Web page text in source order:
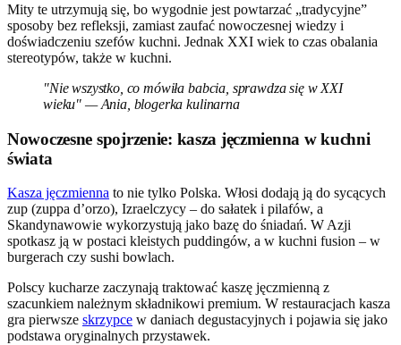
Mity te utrzymują się, bo wygodnie jest powtarzać „tradycyjne”
sposoby bez refleksji, zamiast zaufać nowoczesnej wiedzy i
doświadczeniu szefów kuchni. Jednak XXI wiek to czas obalania
stereotypów, także w kuchni.
"Nie wszystko, co mówiła babcia, sprawdza się w XXI
wieku" — Ania, blogerka kulinarna
Nowoczesne spojrzenie: kasza jęczmienna w kuchni
świata
Kasza jęczmienna to nie tylko Polska. Włosi dodają ją do sycących
zup (zuppa d’orzo), Izraelczycy – do sałatek i pilafów, a
Skandynawowie wykorzystują jako bazę do śniadań. W Azji
spotkasz ją w postaci kleistych puddingów, a w kuchni fusion – w
burgerach czy sushi bowlach.
Polscy kucharze zaczynają traktować kaszę jęczmienną z
szacunkiem należnym składnikowi premium. W restauracjach kasza
gra pierwsze skrzypce w daniach degustacyjnych i pojawia się jako
podstawa oryginalnych przystawek.